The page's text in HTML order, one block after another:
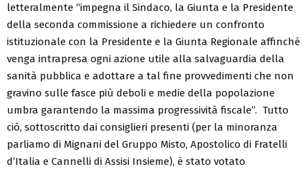
letteralmente “impegna il Sindaco, la Giunta e la Presidente
della seconda commissione a richiedere un confronto
istituzionale con la Presidente e la Giunta Regionale affinché
venga intrapresa ogni azione utile alla salvaguardia della
sanità pubblica e adottare a tal fine provvedimenti che non
gravino sulle fasce più deboli e medie della popolazione
umbra garantendo la massima progressività fiscale”. Tutto
ciò, sottoscritto dai consiglieri presenti (per la minoranza
parliamo di Mignani del Gruppo Misto, Apostolico di Fratelli
d’Italia e Cannelli di Assisi Insieme), è stato votato